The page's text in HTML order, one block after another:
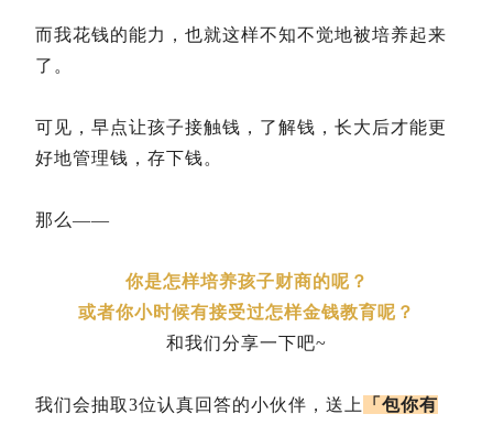
而我花钱的能力，也就这样不知不觉地被培养起来
了。
可见，早点让孩子接触钱，了解钱，长大后才能更
好地管理钱，存下钱。
那么——
你是怎样培养孩子财商的呢？
或者你小时候有接受过怎样金钱教育呢？
和我们分享一下吧~
我们会抽取3位认真回答的小伙伴，送上
「包你有